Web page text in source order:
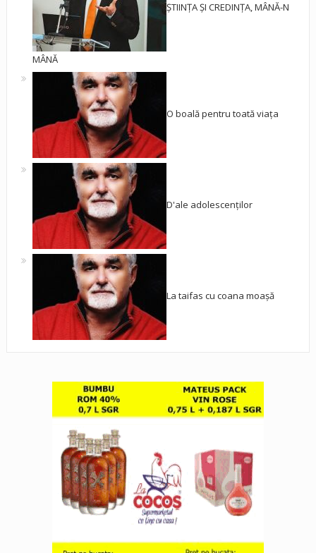
ȘTIINȚA ȘI CREDINȚA, MÂNĂ-N
MÂNĂ
O boală pentru toată viața
D'ale adolescenților
La taifas cu coana moașă